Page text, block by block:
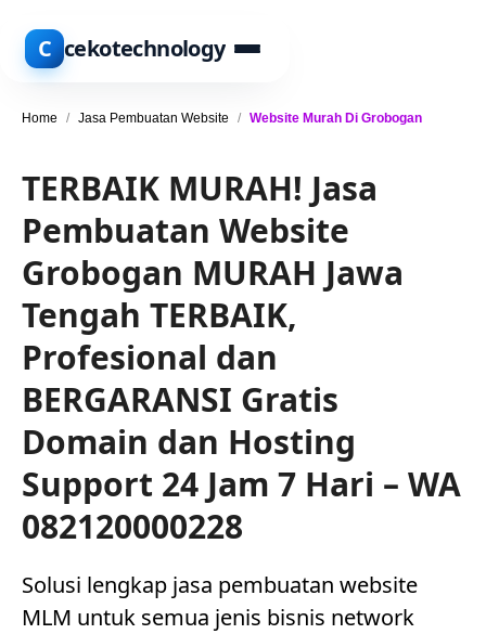
C cekotechnology
Home / Jasa Pembuatan Website / Website Murah Di Grobogan
TERBAIK MURAH! Jasa
Pembuatan Website
Grobogan MURAH Jawa
Tengah TERBAIK,
Profesional dan
BERGARANSI Gratis
Domain dan Hosting
Support 24 Jam 7 Hari – WA
082120000228
Solusi lengkap jasa pembuatan website
MLM untuk semua jenis bisnis network